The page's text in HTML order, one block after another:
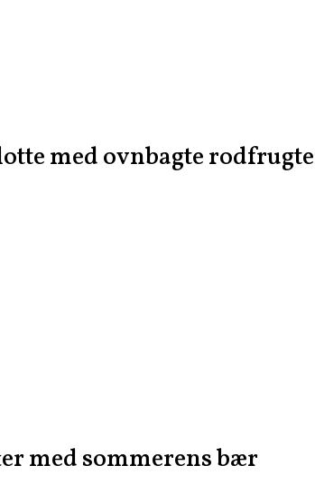
med ovnbagte
med sommerens bær